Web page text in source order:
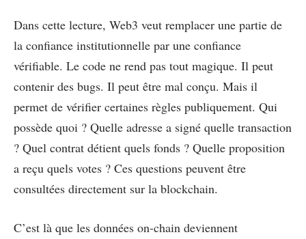
Dans cette lecture, Web3 veut remplacer une partie de
la confiance institutionnelle par une confiance
vérifiable. Le code ne rend pas tout magique. Il peut
contenir des bugs. Il peut être mal conçu. Mais il
permet de vérifier certaines règles publiquement. Qui
possède quoi ? Quelle adresse a signé quelle transaction
? Quel contrat détient quels fonds ? Quelle proposition
a reçu quels votes ? Ces questions peuvent être
consultées directement sur la blockchain.
C’est là que les données on-chain deviennent